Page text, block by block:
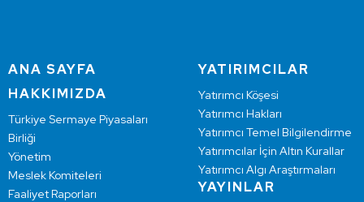
ANA SAYFA
HAKKIMIZDA
Türkiye Sermaye Piyasaları
Birliği
Yönetim
Meslek Komiteleri
Faaliyet Raporları
YATIRIMCILAR
Yatırımcı Köşesi
Yatırımcı Hakları
Yatırımcı Temel Bilgilendirme
Yatırımcılar İçin Altın Kurallar
Yatırımcı Algı Araştırmaları
YAYINLAR